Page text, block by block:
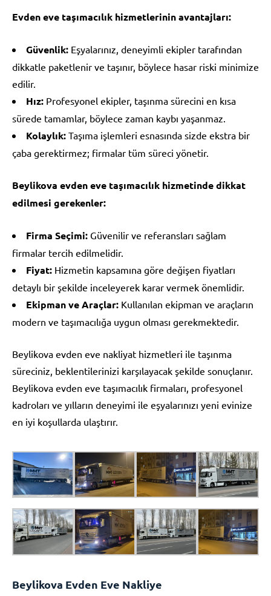
Evden eve taşımacılık hizmetlerinin avantajları:
Güvenlik: Eşyalarınız, deneyimli ekipler tarafından
dikkatle paketlenir ve taşınır, böylece hasar riski minimize
edilir.
Hız: Profesyonel ekipler, taşınma sürecini en kısa
sürede tamamlar, böylece zaman kaybı yaşanmaz.
Kolaylık: Taşıma işlemleri esnasında sizde ekstra bir
çaba gerektirmez; firmalar tüm süreci yönetir.
Beylikova evden eve taşımacılık hizmetinde dikkat
edilmesi gerekenler:
Firma Seçimi: Güvenilir ve referansları sağlam
firmalar tercih edilmelidir.
Fiyat: Hizmetin kapsamına göre değişen fiyatları
detaylı bir şekilde inceleyerek karar vermek önemlidir.
Ekipman ve Araçlar: Kullanılan ekipman ve araçların
modern ve taşımacılığa uygun olması gerekmektedir.
Beylikova evden eve nakliyat hizmetleri ile taşınma
süreciniz, beklentilerinizi karşılayacak şekilde sonuçlanır.
Beylikova evden eve taşımacılık firmaları, profesyonel
kadroları ve yılların deneyimi ile eşyalarınızı yeni evinize
en iyi koşullarda ulaştırır.
Beylikova Evden Eve Nakliye